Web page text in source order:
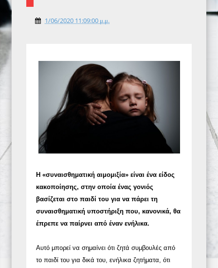
1/06/2020 11:09:00 μ.μ.
Η «συναισθηματική αιμομιξία» είναι ένα είδος
κακοποίησης, στην οποία ένας γονιός
βασίζεται στο παιδί του για να πάρει τη
συναισθηματική υποστήριξη που, κανονικά, θα
έπρεπε να παίρνει από έναν ενήλικα.
Αυτό μπορεί να σημαίνει ότι ζητά συμβουλές από
το παιδί του για δικά του, ενήλικα ζητήματα, ότι